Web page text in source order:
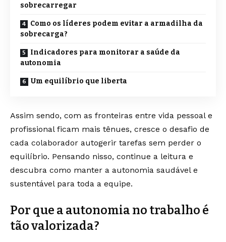
sobrecarregar
Como os líderes podem evitar a armadilha da
sobrecarga?
Indicadores para monitorar a saúde da
autonomia
Um equilíbrio que liberta
Assim sendo, com as fronteiras entre vida pessoal e
profissional ficam mais tênues, cresce o desafio de
cada colaborador autogerir tarefas sem perder o
equilíbrio. Pensando nisso, continue a leitura e
descubra como manter a autonomia saudável e
sustentável para toda a equipe.
Por que a autonomia no trabalho é
tão valorizada?